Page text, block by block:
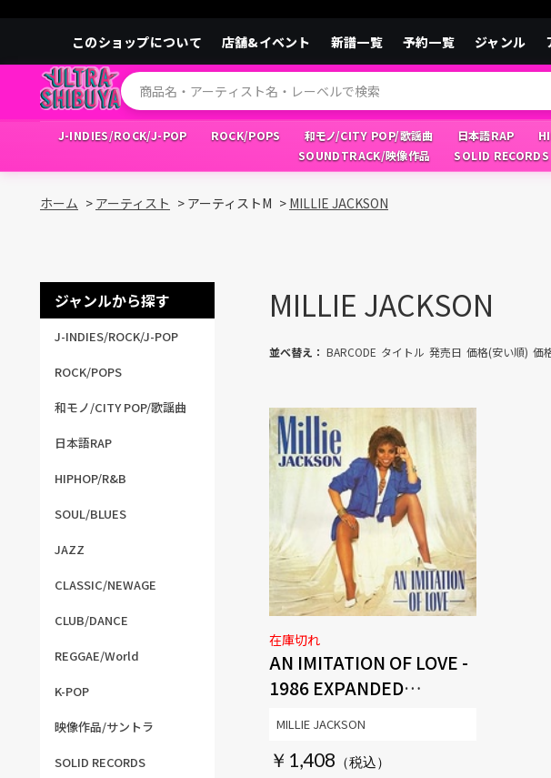
このショップについて 店舗&イベント 新譜一覧 予約一覧 ジャンル
J-INDIES/ROCK/J-POP ROCK/POPS 和モノ/CITY POP/歌謡曲 日本語RAP
SOUNDTRACK/映像作品
SOLID RECORDS
ホーム > アーティスト > アーティストM > MILLIE JACKSON
ジャンルから探す
J-INDIES/ROCK/J-POP
ROCK/POPS
和モノ/CITY POP/歌謡曲
日本語RAP
HIPHOP/R&B
SOUL/BLUES
JAZZ
CLASSIC/NEWAGE
CLUB/DANCE
REGGAE/World
K-POP
映像作品/サントラ
SOLID RECORDS
MILLIE JACKSON
並べ替え： BARCODE タイトル 発売日 価格(安い順) 価
AN IMITATION OF LOVE -
1986 EXPANDED
在庫切れ
￥1,408
MILLIE JACKSON